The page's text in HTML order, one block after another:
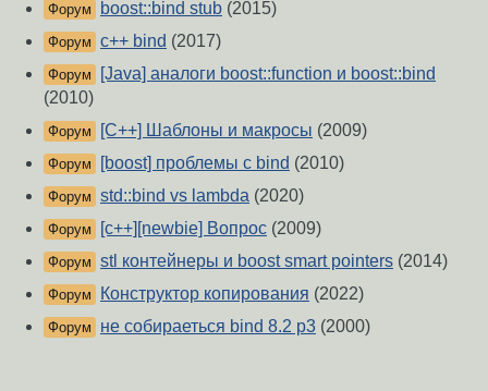
Форум boost::bind stub (2015)
Форум c++ bind (2017)
Форум
[Java] аналоги boost::function и boost::bind
(2010)
Форум [C++] Шаблоны и макросы (2009)
Форум [boost] проблемы с bind (2010)
Форум std::bind vs lambda (2020)
Форум [c++][newbie] Вопрос (2009)
Форум stl контейнеры и boost smart pointers (2014)
Форум Конструктор копирования (2022)
Форум не собираеться bind 8.2 p3 (2000)